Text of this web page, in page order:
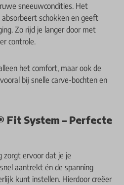
sneeuwcondities. Het
schokken en geeft
Zo rijd je langer door met
controle.
het comfort, maar ook de
bij snelle carve-bochten en
Fit System – Perfecte
zorgt ervoor dat je je
aantrekt én de spanning
kunt instellen. Hierdoor creëer